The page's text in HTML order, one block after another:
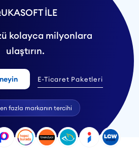
İLE
kolayca milyonlara
ulaştırın.
E-Ticaret Paketleri
fazla markanın tercihi